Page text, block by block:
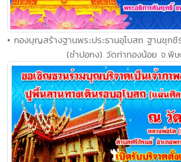
• กองบุญสร้างฐานพระประธานอุโบสถ ฐานชุก
(ซำปอกง) วัดท่าทองน้อย จ.พิ